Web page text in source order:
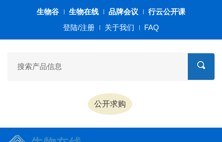
生物谷 生物在线 品牌会议
行云公开课
登陆/注册
关于我们 FAQ
公开求购